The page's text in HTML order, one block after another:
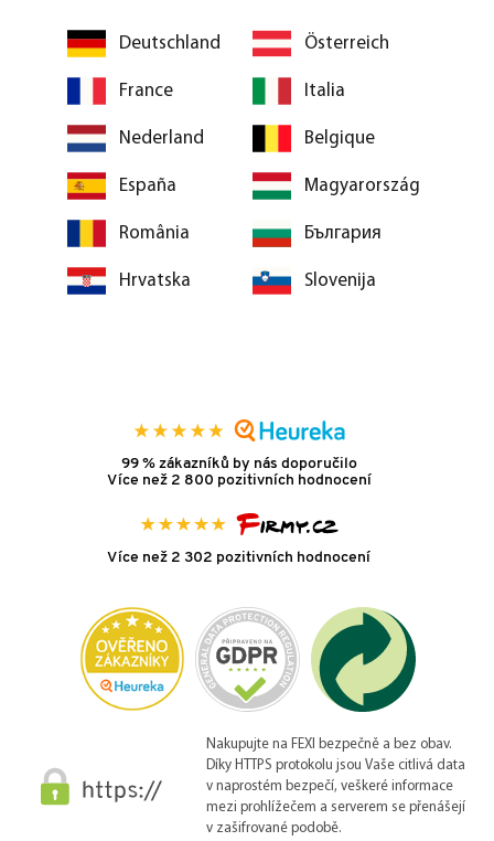
Deutschland Österreich
France Italia
Nederland Belgique
España Magyarország
România България
Hrvatska Slovenija
99 % zákazníků by nás doporučilo
Více než 2 800 pozitivních hodnocení
Více než 2 302 pozitivních hodnocení
Nakupujte na FEXI bezpečně a bez obav.
Díky HTTPS protokolu jsou Vaše citlivá data
v naprostém bezpečí, veškeré informace
mezi prohlížečem a serverem se přenášejí
v zašifrované podobě.